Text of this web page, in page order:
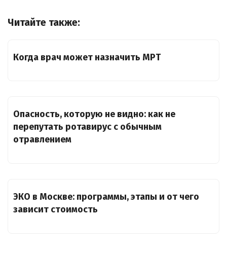
Читайте также:
Когда врач может назначить МРТ
Опасность, которую не видно: как не
перепутать ротавирус с обычным
отравлением
ЭКО в Москве: программы, этапы и от чего
зависит стоимость